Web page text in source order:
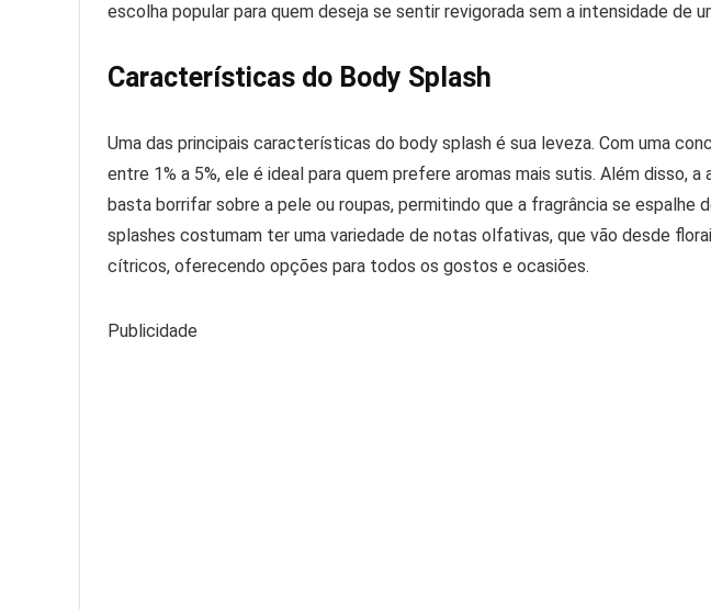
escolha popular para quem deseja se sentir revigorada sem a intensidade de
Características do Body Splash
Uma das principais características do body splash é sua leveza. Com uma
entre 1% a 5%, ele é ideal para quem prefere aromas mais sutis. Além disso,
basta borrifar sobre a pele ou roupas, permitindo que a fragrância se espalhe
splashes costumam ter uma variedade de notas olfativas, que vão desde
cítricos, oferecendo opções para todos os gostos e ocasiões.
Publicidade